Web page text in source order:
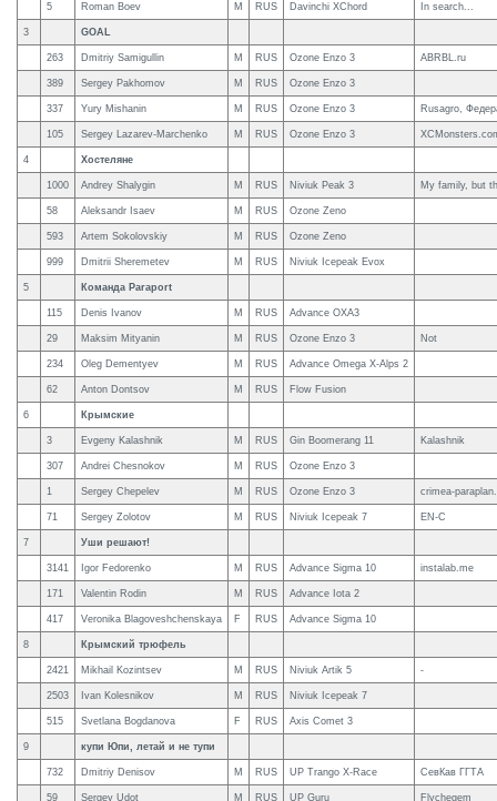
5 Roman Boev M RUS Davinchi XChord In search...
3 GOAL
263 Dmitriy Samigullin M RUS Ozone Enzo 3 ABRBL.ru
389 Sergey Pakhomov M RUS Ozone Enzo 3
337 Yury Mishanin M RUS Ozone Enzo 3 Rusagro,
105 Sergey Lazarev-Marchenko M RUS Ozone Enzo 3
4 Хостеляне
1000 Andrey Shalygin M RUS Niviuk Peak 3 My family, but
58 Aleksandr Isaev M RUS Ozone Zeno
593 Artem Sokolovskiy M RUS Ozone Zeno
999 Dmitrii Sheremetev M RUS Niviuk Icepeak Evox
5 Команда Paraport
115 Denis Ivanov M RUS Advance OXA3
29 Maksim Mityanin M RUS Ozone Enzo 3 Not
234 Oleg Dementyev M RUS Advance Omega X-Alps 2
62 Anton Dontsov M RUS Flow Fusion
6 Крымские
3 Evgeny Kalashnik M RUS Gin Boomerang 11 Kalashnik
307 Andrei Chesnokov M RUS Ozone Enzo 3
1 Sergey Chepelev M RUS Ozone Enzo 3 crimea-
71 Sergey Zolotov M RUS Niviuk Icepeak 7 EN-C
7 Уши решают!
3141 Igor Fedorenko M RUS Advance Sigma 10 instalab.me
171 Valentin Rodin M RUS Advance Iota 2
417 Veronika Blagoveshchenskaya F RUS Advance Sigma 10
8 Крымский трюфель
2421 Mikhail Kozintsev M RUS Niviuk Artik 5 -
2503 Ivan Kolesnikov M RUS Niviuk Icepeak 7
515 Svetlana Bogdanova F RUS Axis Comet 3
9 купи Юпи, летай и не тупи
732 Dmitriy Denisov M RUS UP Trango X-Race СевКав ГГТА
59 Sergey Udot M RUS UP Guru Flychegem